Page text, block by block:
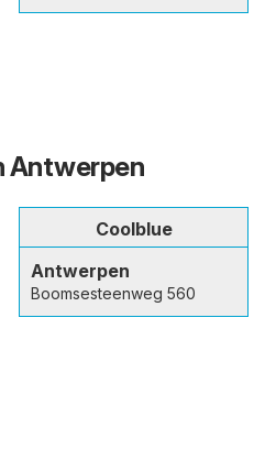
Antwerpen
Coolblue
Antwerpen
Boomsesteenweg 560